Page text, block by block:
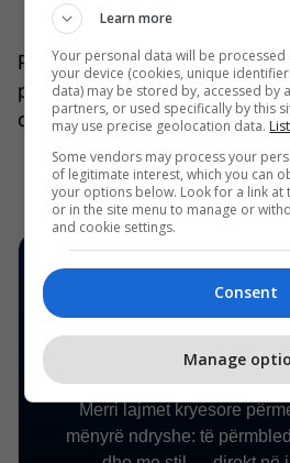
Pikërisht për këtë arsye, kur
pastrim dhe mirëmbajtje,
qartë ndaj tapetit./Telegrafi/
Learn more
Your personal data will be
your device (cookies, unique
data) may be stored by, accessed by
partners, or used specifically by this
may use precise geolocation data.
Some vendors may process your
of legitimate interest, which you can
your options below. Look for a link
or in the site menu to manage or
and cookie settings.
Consent
Manage